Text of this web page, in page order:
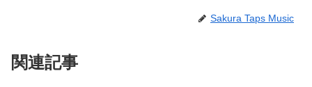
Sakura Taps Music
関連記事